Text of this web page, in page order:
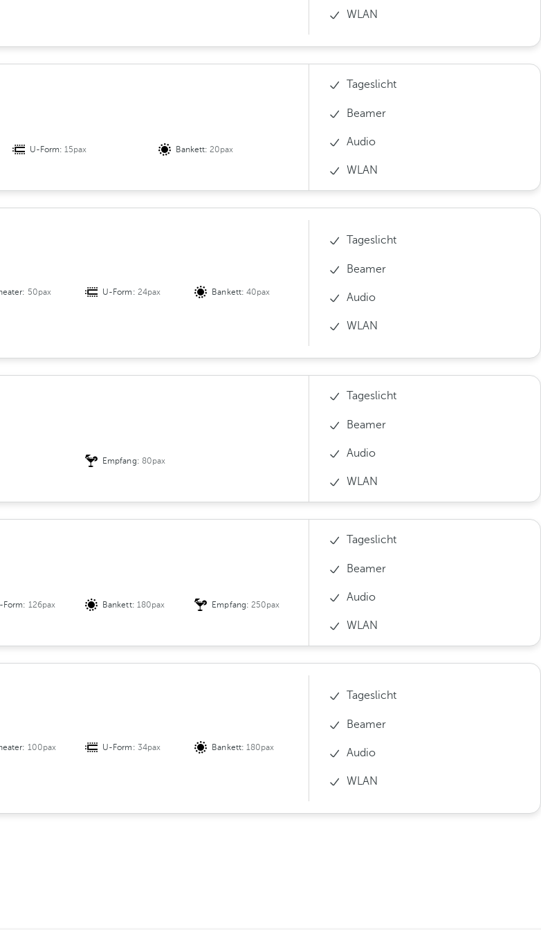
WLAN
U-Form:15pax Bankett:20pax
Tageslicht
Beamer
Audio
WLAN
50pax U-Form: 24pax Bankett: 40pax
Tageslicht
Beamer
Audio
WLAN
Empfang: 80pax
Tageslicht
Beamer
Audio
WLAN
Form: 126pax Bankett: 180pax Empfang: 250pax
Tageslicht
Beamer
Audio
WLAN
100pax U-Form: 34pax Bankett: 180pax
Tageslicht
Beamer
Audio
WLAN